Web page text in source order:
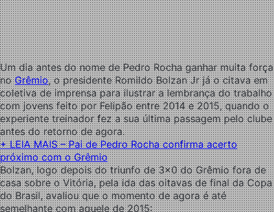
Um dia antes do nome de Pedro Rocha ganhar muita força
noGrêmio, o presidente Romildo Bolzan Jr já o citava em
coletiva de imprensa para ilustrar a lembrança do trabalho
com jovens feito por Felipão entre 2014 e 2015, quando o
experiente treinador fez a sua última passagem pelo clube
antes do retorno de agora.
+LEIA MAIS – Pai de Pedro Rocha confirma acerto
próximo com o Grêmio
Bolzan, logo depois do triunfo de 3×0 do Grêmio fora de
casa sobre o Vitória, pela ida das oitavas de final da Copa
do Brasil, avaliou que o momento de agora é até
semelhante com aquele de 2015: